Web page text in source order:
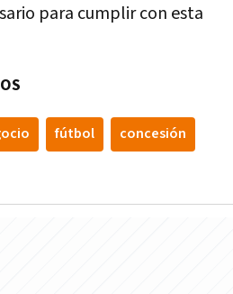
para cumplir con esta
fútbol concesión